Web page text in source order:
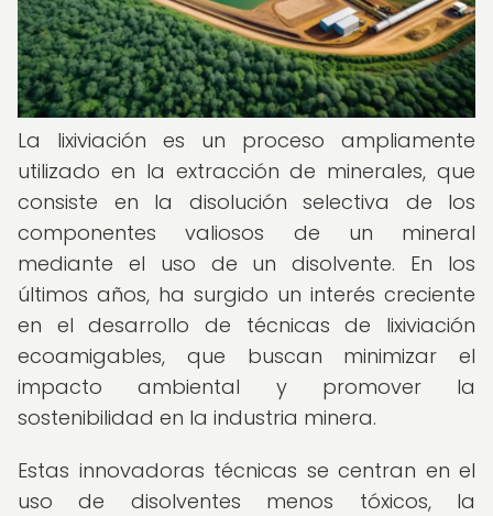
La lixiviación es un proceso ampliamente
utilizado en la extracción de minerales, que
consiste en la disolución selectiva de los
componentes valiosos de un mineral
mediante el uso de un disolvente. En los
últimos años, ha surgido un interés creciente
en el desarrollo de técnicas de lixiviación
ecoamigables, que buscan minimizar el
impacto ambiental y promover la
sostenibilidad en la industria minera.
Estas innovadoras técnicas se centran en el
uso de disolventes menos tóxicos, la